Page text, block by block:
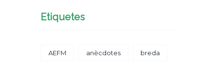
Etiquetes
AEFM anècdotes breda